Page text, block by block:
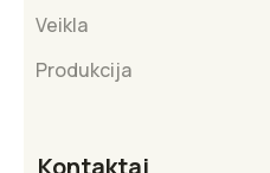
Veikla
Produkcija
Kontaktai